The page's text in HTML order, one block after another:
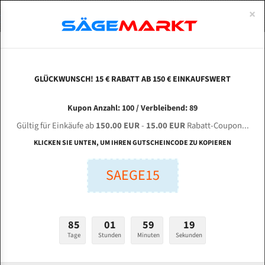
TANNU Tools DCDV 600 für 6350 mm Bi-Metall
Bandsägeblätter
Länge (mm):
Stärken + Zahnteilung:
mm
ABOUTS
ENGLISH
Bi-Metall Meterware
Fleischerei Bandsägeblätter
Bandmesser Glatt Meterware
Konvex Meterware
×
GLÜCKWUNSCH! 15 € RABATT AB 150 € EINKAUFSWERT
Kupon Anzahl: 100 / Verbleibend: 89
Gültig für Einkäufe ab150.00 EUR- 15.00 EURRabatt-Coupon...
KLICKEN SIE UNTEN, UM IHREN GUTSCHEINCODE ZU KOPIEREN
SAEGE15
85
Tage
01
Stunden
59
Minuten
18
Sekunden